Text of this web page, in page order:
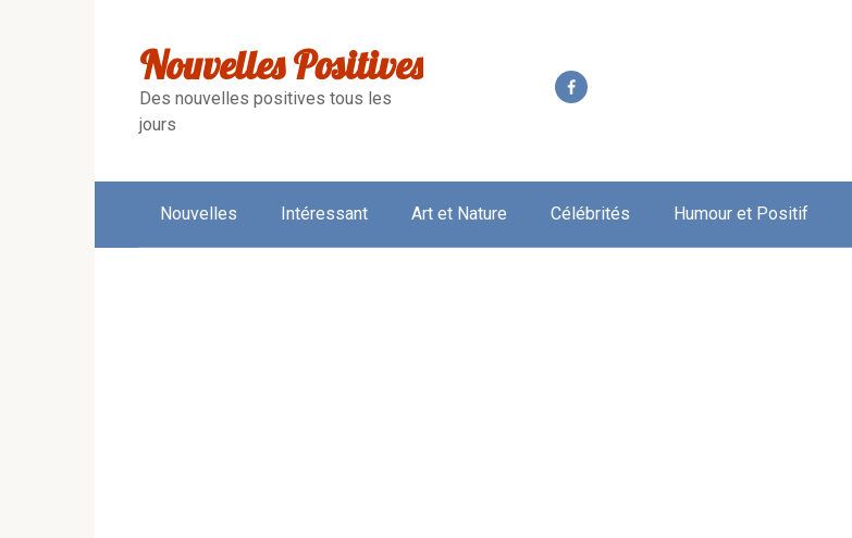
Nouvelles Positives
Des nouvelles positives tous les
jours
Nouvelles Intéressant Art et Nature Célébrités Humour et Positif